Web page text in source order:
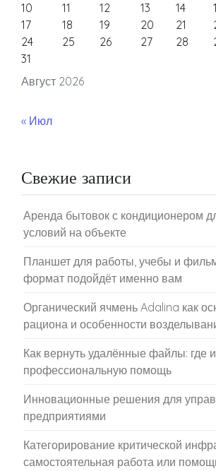
Август 2026
10
11 12 13 14
17
18 19 20 21
24
25 26 27 28
31
« Июл
Свежие записи
Аренда бытовок с кондиционером
условий на объекте
Планшет для работы, учебы и
формат подойдёт именно вам
Органический ячмень Adalina как
рациона и особенности
Как вернуть удалённые файлы: где
профессиональную помощь
Инновационные решения для
предприятиями
Категорирование критической
самостоятельная работа или